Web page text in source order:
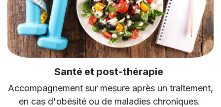
Santé et post-thérapie
Accompagnement sur mesure après un traitement,
en cas d'obésité ou de maladies chroniques.